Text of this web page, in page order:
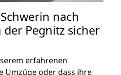
Schwerin nach
der Pegnitz sicher
erfahrenen
Umzüge oder dass ihre